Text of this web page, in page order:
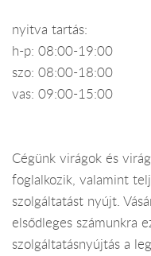
nyitva tartás:
h-p: 08:00-19:00
szo: 08:00-18:00
vas: 09:00-15:00
Cégünk virágok és
foglalkozik, valamint
szolgáltatást nyújt.
elsődleges számunkra
szolgáltatásnyújtás a